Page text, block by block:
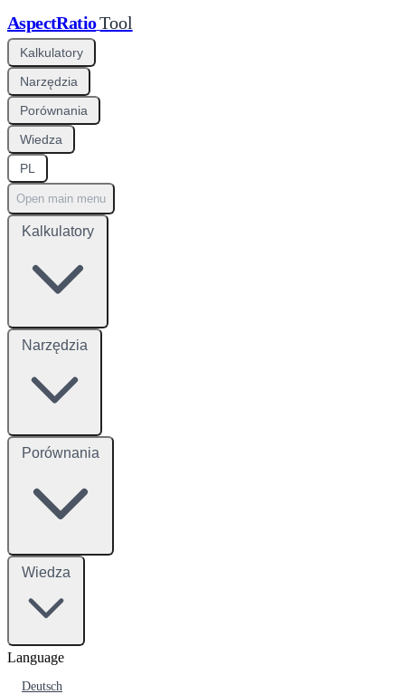
AspectRatioTool
Kalkulatory
Narzędzia
Porównania
Wiedza
PL
Open main menu
Kalkulatory
Narzędzia
Porównania
Wiedza
Language
Deutsch